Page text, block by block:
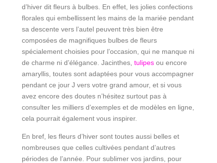
d’hiver dit fleurs à bulbes. En effet, les jolies confections
florales qui embellissent les mains de la mariée pendant
sa descente vers l’autel peuvent très bien être
composées de magnifiques bulbes de fleurs
spécialement choisies pour l’occasion, qui ne manque ni
de charme ni d’élégance. Jacinthes, tulipesou encore
amaryllis, toutes sont adaptées pour vous accompagner
pendant ce jour J vers votre grand amour, et si vous
avez encore des doutes n’hésitez surtout pas à
consulter les milliers d’exemples et de modèles en ligne,
cela pourrait également vous inspirer.
En bref, les fleurs d’hiver sont toutes aussi belles et
nombreuses que celles cultivées pendant d’autres
périodes de l’année. Pour sublimer vos jardins, pour